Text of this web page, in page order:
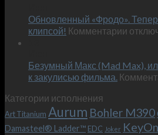
Обновленный «Фродо».
клипсой! Комментарии к
Теперь
и
Безумный Макс (Mad Max),
к закулисью фильма.
Категории исполнения
Art Titanium Aurum Bohler M390
Damasteel® Ladder™ EDC Joker